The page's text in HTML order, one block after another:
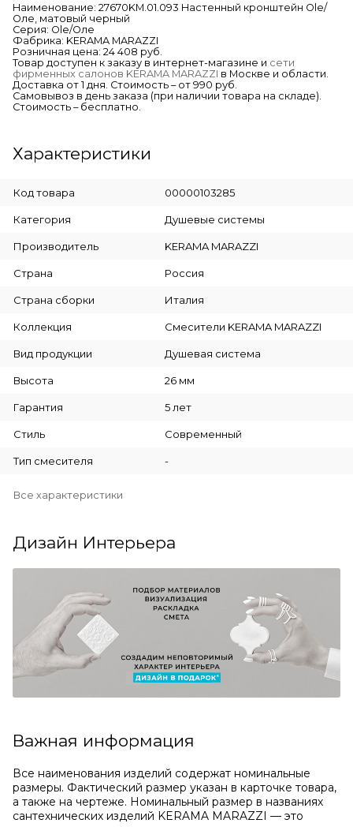
Наименование: 27670KM.01.093 Настенный кронштейн Ole/
Оле, матовый черный
Серия: Ole/Оле
Фабрика: KERAMA MARAZZI
Розничная цена: 24 408 руб.
Товар доступен к заказу в интернет-магазине и сети
фирменных салонов KERAMA MARAZZI в Москве и области.
Доставка от 1 дня. Стоимость – от 990 руб.
Самовывоз в день заказа (при наличии товара на складе).
Стоимость – бесплатно.
Характеристики
Код товара 00000103285
Категория Душевые системы
Производитель KERAMA MARAZZI
Страна Россия
Страна сборки Италия
Коллекция Смесители KERAMA MARAZZI
Вид продукции Душевая система
Высота 26 мм
Гарантия 5 лет
Стиль Современный
Тип смесителя -
Все характеристики
Дизайн Интерьера
Важная информация
Все наименования изделий содержат номинальные
размеры. Фактический размер указан в карточке товара,
а также на чертеже. Номинальный размер в названиях
сантехнических изделий KERAMA MARAZZI — это